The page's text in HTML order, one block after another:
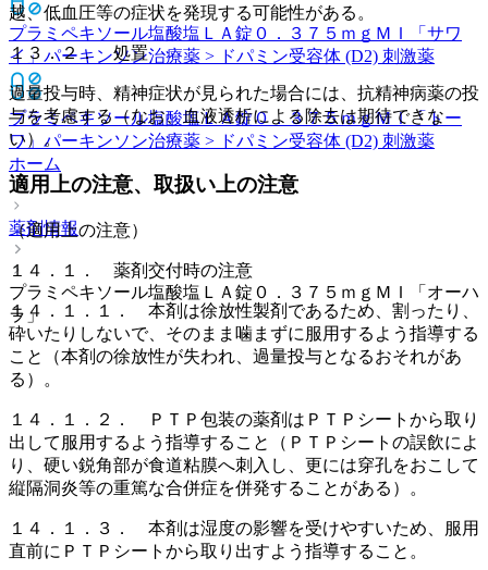
プラミペキソール塩酸塩ＬＡ錠０．３７５ｍｇＭＩ「サワ
イ」パーキンソン治療薬 > ドパミン受容体 (D2) 刺激薬
プラミペキソール塩酸塩ＬＡ錠０．３７５ｍｇＭＩ「トー
ワ」 パーキンソン治療薬 > ドパミン受容体 (D2) 刺激薬
ホーム
薬剤情報
プラミペキソール塩酸塩ＬＡ錠０．３７５ｍｇＭＩ「オーハ
ラ」
越、低血圧等の症状を発現する可能性がある。
１３．２． 処置
過量投与時、精神症状が見られた場合には、抗精神病薬の投
与を考慮する（なお、血液透析による除去は期待できな
い）。
適用上の注意、取扱い上の注意
（適用上の注意）
１４．１． 薬剤交付時の注意
１４．１．１． 本剤は徐放性製剤であるため、割ったり、
砕いたりしないで、そのまま噛まずに服用するよう指導する
こと（本剤の徐放性が失われ、過量投与となるおそれがあ
る）。
１４．１．２． ＰＴＰ包装の薬剤はＰＴＰシートから取り
出して服用するよう指導すること（ＰＴＰシートの誤飲によ
り、硬い鋭角部が食道粘膜へ刺入し、更には穿孔をおこして
縦隔洞炎等の重篤な合併症を併発することがある）。
１４．１．３． 本剤は湿度の影響を受けやすいため、服用
直前にＰＴＰシートから取り出すよう指導すること。